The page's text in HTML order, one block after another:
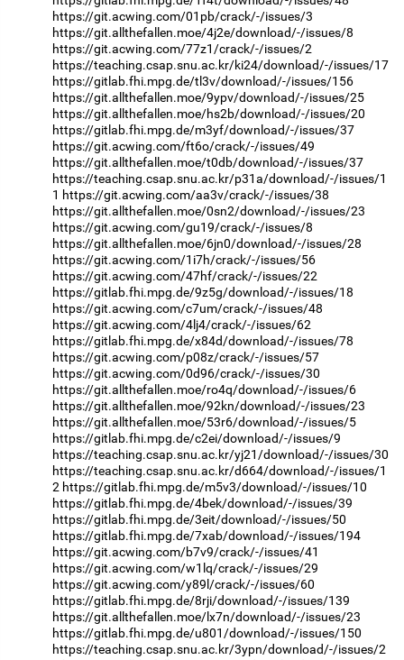
https://git.acwing.com/01pb/crack/-/issues/3
https://git.allthefallen.moe/4j2e/download/-/issues/8
https://git.acwing.com/77z1/crack/-/issues/2
https://teaching.csap.snu.ac.kr/ki24/download/-/issues/17
https://gitlab.fhi.mpg.de/tl3v/download/-/issues/156
https://git.allthefallen.moe/9ypv/download/-/issues/25
https://git.allthefallen.moe/hs2b/download/-/issues/20
https://gitlab.fhi.mpg.de/m3yf/download/-/issues/37
https://git.acwing.com/ft6o/crack/-/issues/49
https://git.allthefallen.moe/t0db/download/-/issues/37
https://teaching.csap.snu.ac.kr/p31a/download/-/issues/1
1 https://git.acwing.com/aa3v/crack/-/issues/38
https://git.allthefallen.moe/0sn2/download/-/issues/23
https://git.acwing.com/gu19/crack/-/issues/8
https://git.allthefallen.moe/6jn0/download/-/issues/28
https://git.acwing.com/1i7h/crack/-/issues/56
https://git.acwing.com/47hf/crack/-/issues/22
https://gitlab.fhi.mpg.de/9z5g/download/-/issues/18
https://git.acwing.com/c7um/crack/-/issues/48
https://git.acwing.com/4lj4/crack/-/issues/62
https://gitlab.fhi.mpg.de/x84d/download/-/issues/78
https://git.acwing.com/p08z/crack/-/issues/57
https://git.acwing.com/0d96/crack/-/issues/30
https://git.allthefallen.moe/ro4q/download/-/issues/6
https://git.allthefallen.moe/92kn/download/-/issues/23
https://git.allthefallen.moe/53r6/download/-/issues/5
https://gitlab.fhi.mpg.de/c2ei/download/-/issues/9
https://teaching.csap.snu.ac.kr/yj21/download/-/issues/30
https://teaching.csap.snu.ac.kr/d664/download/-/issues/1
2 https://gitlab.fhi.mpg.de/m5v3/download/-/issues/10
https://gitlab.fhi.mpg.de/4bek/download/-/issues/39
https://gitlab.fhi.mpg.de/3eit/download/-/issues/50
https://gitlab.fhi.mpg.de/7xab/download/-/issues/194
https://git.acwing.com/b7v9/crack/-/issues/41
https://git.acwing.com/w1lq/crack/-/issues/29
https://git.acwing.com/y89l/crack/-/issues/60
https://gitlab.fhi.mpg.de/8rji/download/-/issues/139
https://git.allthefallen.moe/lx7n/download/-/issues/23
https://gitlab.fhi.mpg.de/u801/download/-/issues/150
https://teaching.csap.snu.ac.kr/3ypn/download/-/issues/2